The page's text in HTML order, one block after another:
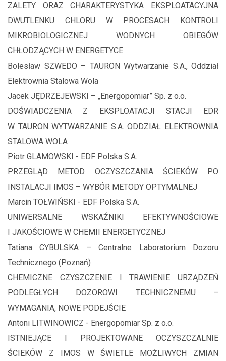
ZALETY ORAZ CHARAKTERYSTYKA EKSPLOATACYJNA
DWUTLENKU CHLORU W PROCESACH KONTROLI
MIKROBIOLOGICZNEJ WODNYCH OBIEGÓW
CHŁODZĄCYCH W ENERGETYCE
Bolesław SZWEDO – TAURON Wytwarzanie S.A., Oddział
Elektrownia Stalowa Wola
Jacek JĘDRZEJEWSKI – „Energopomiar” Sp. z o.o.
DOŚWIADCZENIA Z EKSPLOATACJI STACJI EDR
W TAURON WYTWARZANIE S.A. ODDZIAŁ ELEKTROWNIA
STALOWA WOLA
Piotr GLAMOWSKI - EDF Polska S.A.
PRZEGLĄD METOD OCZYSZCZANIA ŚCIEKÓW PO
INSTALACJI IMOS – WYBÓR METODY OPTYMALNEJ
Marcin TOŁWIŃSKI - EDF Polska S.A.
UNIWERSALNE WSKAŹNIKI EFEKTYWNOŚCIOWE
I JAKOŚCIOWE W CHEMII ENERGETYCZNEJ
Tatiana CYBULSKA – Centralne Laboratorium Dozoru
Technicznego (Poznań)
CHEMICZNE CZYSZCZENIE I TRAWIENIE URZĄDZEŃ
PODLEGŁYCH DOZOROWI TECHNICZNEMU –
WYMAGANIA, NOWE PODEJŚCIE
Antoni LITWINOWICZ - Energopomiar Sp. z o.o.
ISTNIEJĄCE I PROJEKTOWANE OCZYSZCZALNIE
ŚCIEKÓW Z IMOS W ŚWIETLE MOŻLIWYCH ZMIAN